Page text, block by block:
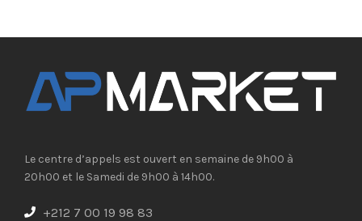
Le centre d’appels est ouvert en semaine de 9h00 à
20h00 et le Samedi de 9h00 à 14h00.
+212 7 00 19 98 83